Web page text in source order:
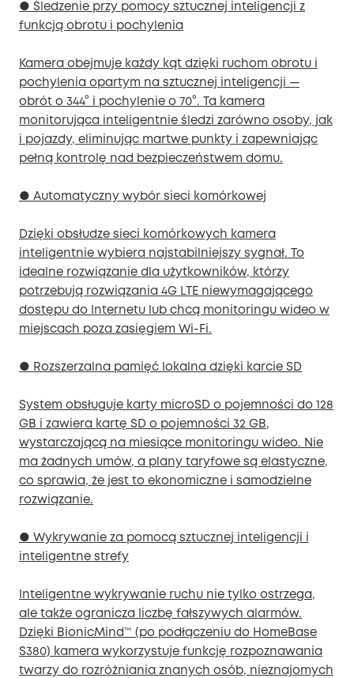
● Śledzenie przy pomocy sztucznej inteligencji z
funkcją obrotu i pochylenia
Kamera obejmuje każdy kąt dzięki ruchom obrotu i
pochylenia opartym na sztucznej inteligencji —
obrót o 344° i pochylenie o 70°. Ta kamera
monitorująca inteligentnie śledzi zarówno osoby, jak
i pojazdy, eliminując martwe punkty i zapewniając
pełną kontrolę nad bezpieczeństwem domu.
● Automatyczny wybór sieci komórkowej
Dzięki obsłudze sieci komórkowych kamera
inteligentnie wybiera najstabilniejszy sygnał. To
idealne rozwiązanie dla użytkowników, którzy
potrzebują rozwiązania 4G LTE niewymagającego
dostępu do Internetu lub chcą monitoringu wideo w
miejscach poza zasięgiem Wi-Fi.
● Rozszerzalna pamięć lokalna dzięki karcie SD
System obsługuje karty microSD o pojemności do 128
GB i zawiera kartę SD o pojemności 32 GB,
wystarczającą na miesiące monitoringu wideo. Nie
ma żadnych umów, a plany taryfowe są elastyczne,
co sprawia, że jest to ekonomiczne i samodzielne
rozwiązanie.
● Wykrywanie za pomocą sztucznej inteligencji i
inteligentne strefy
Inteligentne wykrywanie ruchu nie tylko ostrzega,
ale także ogranicza liczbę fałszywych alarmów.
Dzięki BionicMind™ (po podłączeniu do HomeBase
S380) kamera wykorzystuje funkcję rozpoznawania
twarzy do rozróżniania znanych osób, nieznajomych